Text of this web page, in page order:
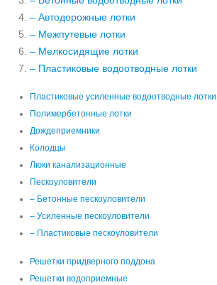
– Автодорожные лотки
– Межпутевые лотки
– Мелкосидящие лотки
– Пластиковые водоотводные лотки
Пластиковые усиленные водоотводные лотки
Полимербетонные лотки
Дождеприемники
Колодцы
Люки канализационные
Пескоуловители
– Бетонные пескоуловители
– Усиленные пескоуловители
– Пластиковые пескоуловители
Решетки придверного поддона
Решетки водоприемные